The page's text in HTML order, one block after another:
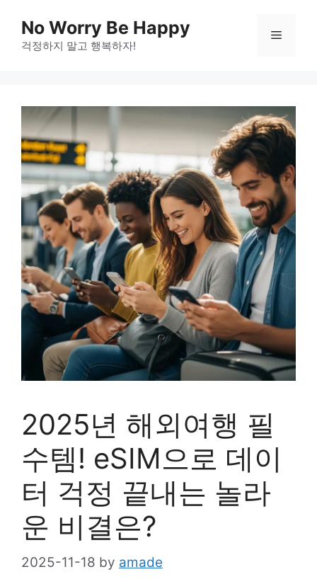
content
No Worry Be Happy
걱정하지 말고 행복하자!
Menu
2025년 해외여행 필
수템! eSIM으로 데이
터 걱정 끝내는 놀라
운 비결은?
2025-11-18 by amade